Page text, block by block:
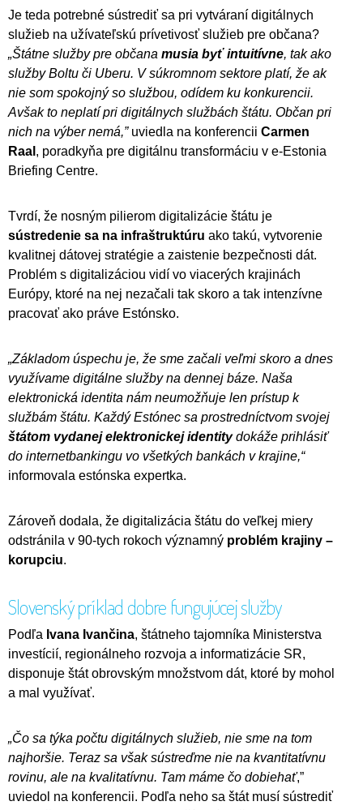
Je teda potrebné sústrediť sa pri vytváraní digitálnych
služieb na užívateľskú prívetivosť služieb pre občana?
„Štátne služby pre občana musia byť intuitívne, tak ako
služby Boltu či Uberu. V súkromnom sektore platí, že ak
nie som spokojný so službou, odídem ku konkurencii.
Avšak to neplatí pri digitálnych službách štátu. Občan pri
nich na výber nemá,”uviedla na konferencii Carmen
Raal , poradkyňa pre digitálnu transformáciu v e-Estonia
Briefing Centre.
Tvrdí, že nosným pilierom digitalizácie štátu je
sústredenie sa na infraštruktúru ako takú, vytvorenie
kvalitnej dátovej stratégie a zaistenie bezpečnosti dát.
Problém s digitalizáciou vidí vo viacerých krajinách
Európy, ktoré na nej nezačali tak skoro a tak intenzívne
pracovať ako práve Estónsko.
„Základom úspechu je, že sme začali veľmi skoro a dnes
využívame digitálne služby na dennej báze. Naša
elektronická identita nám neumožňuje len prístup k
službám štátu. Každý Estónec sa prostredníctvom svojej
štátom vydanej elektronickej identitydokáže prihlásiť
do internetbankingu vo všetkých bankách v krajine,“
informovala estónska expertka.
Zároveň dodala, že digitalizácia štátu do veľkej miery
odstránila v 90-tych rokoch významný problém krajiny –
korupciu.
Slovenský príklad dobre fungujúcej služby
Podľa Ivana Ivančina, štátneho tajomníka Ministerstva
investícií, regionálneho rozvoja a informatizácie SR,
disponuje štát obrovským množstvom dát, ktoré by mohol
a mal využívať.
„Čo sa týka počtu digitálnych služieb, nie sme na tom
najhoršie. Teraz sa však sústreďme nie na kvantitatívnu
rovinu, ale na kvalitatívnu. Tam máme čo dobiehať,”
uviedol na konferencii. Podľa neho sa štát musí sústrediť